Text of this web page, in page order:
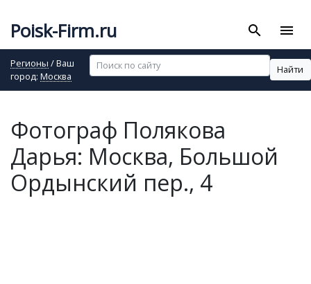
Poisk-Firm.ru search menu
Регионы / Ваш
город: Москва
Найти
Фотограф Полякова
Дарья: Москва, Большой
Ордынский пер., 4